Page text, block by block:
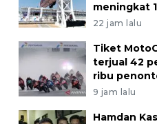
meningkat
22 jam lalu
Tiket
terjual 42
ribu
9 jam lalu
Hamdan